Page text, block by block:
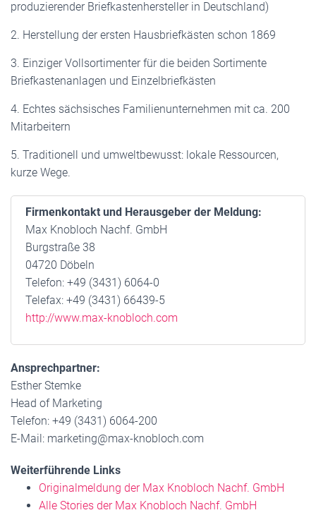
produzierender Briefkastenhersteller in Deutschland)
2. Herstellung der ersten Hausbriefkästen schon 1869
3. Einziger Vollsortimenter für die beiden Sortimente
Briefkastenanlagen und Einzelbriefkästen
4. Echtes sächsisches Familienunternehmen mit ca. 200
Mitarbeitern
5. Traditionell und umweltbewusst: lokale Ressourcen,
kurze Wege.
Firmenkontakt und Herausgeber der Meldung:
Max Knobloch Nachf. GmbH
Burgstraße 38
04720 Döbeln
Telefon: +49 (3431) 6064-0
Telefax: +49 (3431) 66439-5
http://www.max-knobloch.com
Ansprechpartner:
Esther Stemke
Head of Marketing
Telefon: +49 (3431) 6064-200
E-Mail: marketing@max-knobloch.com
Weiterführende Links
Originalmeldung der Max Knobloch Nachf. GmbH
Alle Stories der Max Knobloch Nachf. GmbH